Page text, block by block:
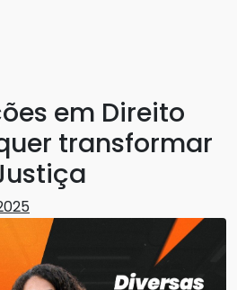
em Direito
transformar